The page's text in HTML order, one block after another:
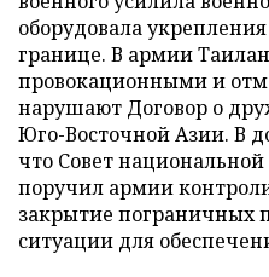
оборудовала
границе. В армии
провокационными и
нарушают Договор о
Юго-Восточной Азии. В
что Совет
поручил армии
закрытие пограничных
ситуации для